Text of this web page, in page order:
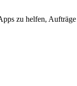
zu helfen,